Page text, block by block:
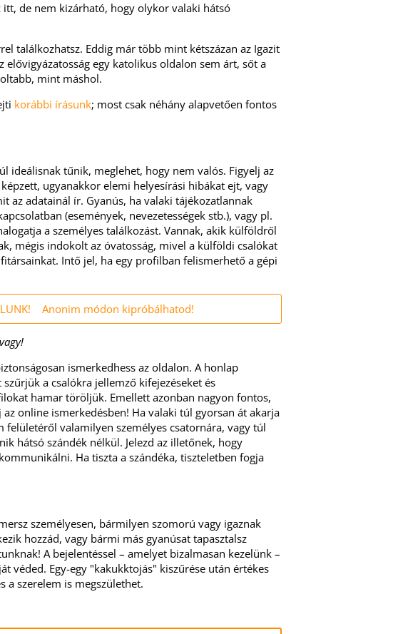
de nem kizárható, hogy olykor valaki hátsó
találkozhatsz. Eddig már több mint kétszázan az Igazit
elővigyázatosság egy katolikus oldalon sem árt, sőt a
mint máshol.
korábbi írásunk; most csak néhány alapvetően fontos
ideálisnak tűnik, meglehet, hogy nem valós. Figyelj az
ugyanakkor elemi helyesírási hibákat ejt, vagy
az adatainál ír. Gyanús, ha valaki tájékozatlannak
(események, nevezetességek stb.), vagy pl.
a személyes találkozást. Vannak, akik külföldről
mégis indokolt az óvatosság, mivel a külföldi csalókat
Intő jel, ha egy profilban felismerhető a gépi
Anonim módon kipróbálhatod!
ismerkedhess az oldalon. A honlap
a csalókra jellemző kifejezéseket és
hamar töröljük. Emellett azonban nagyon fontos,
online ismerkedésben! Ha valaki túl gyorsan át akarja
felületéről valamilyen személyes csatornára, vagy túl
hátsó szándék nélkül. Jelezd az illetőnek, hogy
Ha tiszta a szándéka, tiszteletben fogja
személyesen, bármilyen szomorú vagy igaznak
hozzád, vagy bármi más gyanúsat tapasztalsz
A bejelentéssel – amelyet bizalmasan kezelünk –
véded. Egy-egy "kakukktojás" kiszűrése után értékes
a szerelem is megszülethet.